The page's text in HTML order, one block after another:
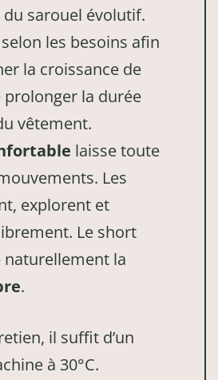
sarouel évolutif.
les besoins afin
la croissance de
prolonger la durée
vêtement.
laisse toute
Les
explorent et
Le short
naturellement la
.
il suffit d’un
à 30°C.